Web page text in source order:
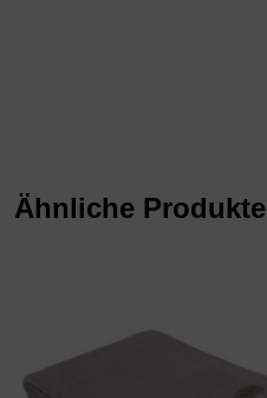
Ähnliche Produkte